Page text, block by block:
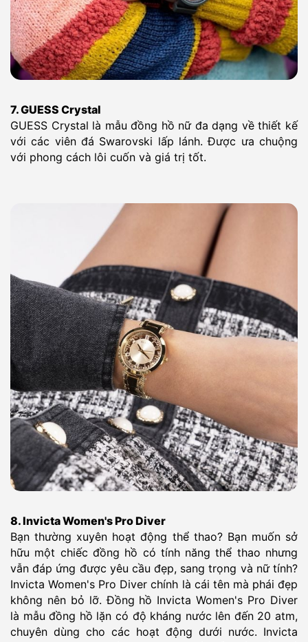
7. GUESS Crystal
GUESS Crystal là mẫu đồng hồ nữ đa dạng về thiết kế
với các viên đá Swarovski lấp lánh. Được ưa chuộng
với phong cách lôi cuốn và giá trị tốt.
8. Invicta Women's Pro Diver
Bạn thường xuyên hoạt động thể thao? Bạn muốn sở
hữu một chiếc đồng hồ có tính năng thể thao nhưng
vẫn đáp ứng được yêu cầu đẹp, sang trọng và nữ tính?
Invicta Women's Pro Diver chính là cái tên mà phái đẹp
không nên bỏ lỡ. Đồng hồ Invicta Women's Pro Diver
là mẫu đồng hồ lặn có độ kháng nước lên đến 20 atm,
chuyên dùng cho các hoạt động dưới nước. Invicta